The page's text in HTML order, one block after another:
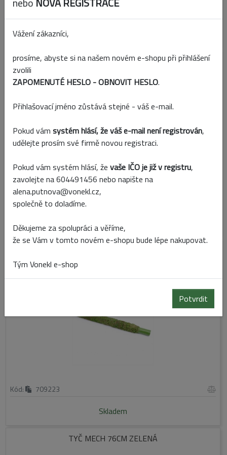
KRUH MECH PR.40CM ZELENÝ
777550
Skladem
Kód: 709223
Skladem
TYČ MECH 76CM ZELENÁ
Vážení zákazníci,
prosíme, abyste si na našem novém e-shopu při přihlášení
zvolili
ZAPOMENUTÉ HESLO - OBNOVIT HESLO.
Přihlašovací jméno zůstává stejné - váš e-mail.
Pokud vám systém hlásí, že váš e-mail není registrován,
udělejte prosím své firmě novou registraci.
Pokud vám systém hlásí, že vaše IČO je již v registru,
zavolejte na 604491456 nebo napište na
alena.putnova@vonekl.cz,
společně to doladíme.
Děkujeme za spolupráci a věříme,
že se Vám v tomto novém e-shopu bude lépe nakupovat.
Tým Vonekl e-shop
Potvrdit